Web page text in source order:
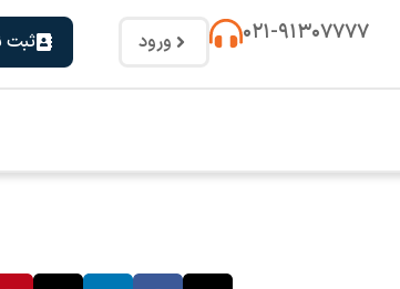
۰۲۱-۹۱۳۰۷۷۷۷ ورود ثبت